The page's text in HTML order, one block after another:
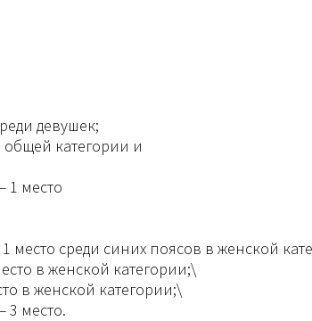
девушек;
категории и
1 место
среди синих поясов в женской
в женской категории;\
в женской категории;\
3 место.